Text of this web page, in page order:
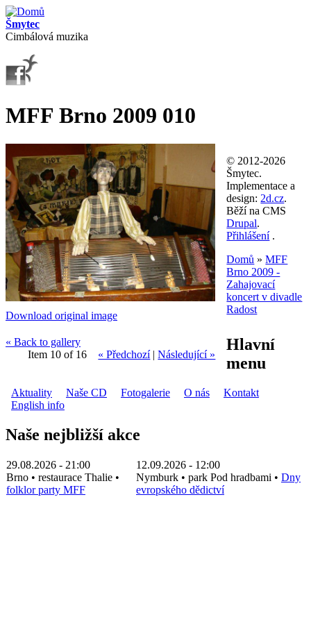
Přejít k hlavnímu obsahu
Šmytec
Cimbálová muzika
MFF Brno 2009 010
Download original image
« Back to gallery
Item 10 of 16
« Předchozí|Následující »
© 2012-2026
Šmytec.
Implementace a
design: 2d.cz.
Běží na CMS
Drupal.
Přihlášení.
Jste zde
Domů »MFF
Brno 2009 -
Zahajovací
koncert v divadle
Radost
Hlavní
menu
Aktuality Naše CD Fotogalerie O nás
Kontakt
English info
Naše nejbližší akce
29.08.2026 - 21:00
Brno • restaurace Thalie •
folklor party MFF
12.09.2026 - 12:00
Nymburk • park Pod hradbami • Dny
evropského dědictví